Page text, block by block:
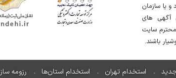
یا سازمان
آگهی های
محترم سایت
باشند.
استخدام تهران استخدام استان‌ها رزومه ساز